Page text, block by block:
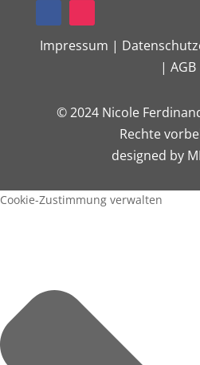
Impressum |
|AGB
© 2024 Nicole
Rechte
designed by
Cookie-Zustimmung verwalten